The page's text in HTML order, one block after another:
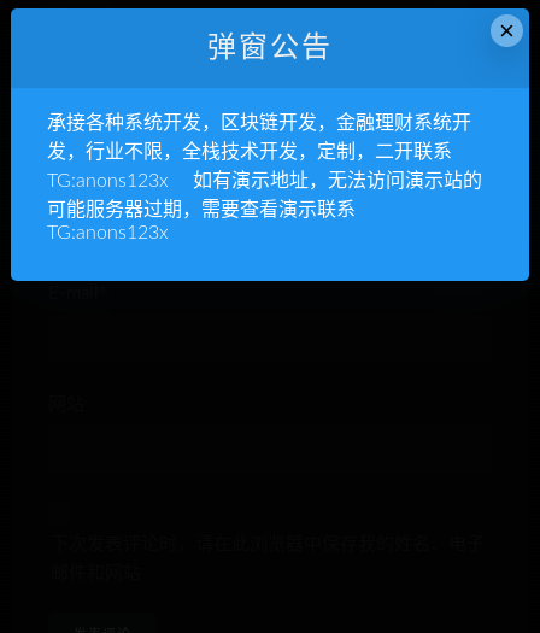
昵称*
×
弹窗公告
承接各种系统开发，区块链开发，金融理财系统开
发，行业不限，全栈技术开发，定制，二开联系
TG:anons123x 如有演示地址，无法访问演示站的
可能服务器过期，需要查看演示联系
TG:anons123x